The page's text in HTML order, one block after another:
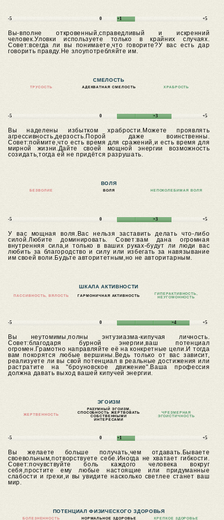
-5 0 +1 +5
Вы-вполне откровенный,справедливый и искренний
человек.Уловки используете только в крайних случаях.
Совет:всегда ли вы понимаете,что говорите?У вас есть дар
говорить правду.Не злоупотребляйте им.
СМЕЛОСТЬ
ТРУСОСТЬ АДЕКВАТНАЯ СМЕЛОСТЬ ХРАБРОСТЬ
-5 0 +3 +5
Вы наделены избытком храбрости.Можете проявлять
агрессивность,дерзость.Порой даже воинственны.
Совет:поймите,что есть время для сражений,и есть время для
мирной жизни.Дайте своей мощной энергии возможность
созидать,тогда ей не придётся разрушать.
ВОЛЯ
БЕЗВОЛИЕ ВОЛЯ НЕПОКОЛЕБИМАЯ ВОЛЯ
-5 0 +3 +5
У вас мощная воля.Вас нельзя заставить делать что-либо
силой.Любите доминировать.Совет:вам дана огромная
внутренняя сила,и только в ваших руках-будут ли люди вас
любить за благородство и силу или избегать за навязывание
им своей воли.Будьте авторитетным,но не авторитарным.
ШКАЛА АКТИВНОСТИ
ПАССИВНОСТЬ, ВЯЛОСТЬ ГАРМОНИЧНАЯ АКТИВНОСТЬ
ГИПЕРАКТИВНОСТЬ,
НЕУГОМОННОСТЬ
-5 0 +4 +5
Вы неутомимы,полны энтузиазма-кипучая личность.
Совет:благодаря бурной энергии,ваш потенциал
огромен.Грамотно направляйте её на конкретные цели.И тогда
вам покорятся любые вершины.Ведь только от вас зависит,
реализуете ли вы свой потенциал в реальные достижения или
растратите на "броуновское движение".Ваша профессия
должна давать выход вашей кипучей энергии.
ЭГОИЗМ
ЖЕРТВЕННОСТЬ
РАЗУМНЫЙ ЭГОИЗМ,
СПОСОБНОСТЬ ЖЕРТВОВАТЬ
СОБСТВЕННЫМИ
ИНТЕРЕСАМИ
ЧРЕЗМЕРНАЯ
ЭГОИСТИЧНОСТЬ
-5 0 +1 +5
Вы желаете больше получать,чем отдавать.Бываете
своевольным,потворствуете себе.Иногда не хватает гибкости.
Совет:почувствуйте боль каждого человека вокруг
себя,простите ему любые настоящие или придуманные
слабости и грехи,и вы увидите насколько светлее станет ваш
мир.
ПОТЕНЦИАЛ ФИЗИЧЕСКОГО ЗДОРОВЬЯ
БОЛЕЗНЕННОСТЬ НОРМАЛЬНОЕ ЗДОРОВЬЕ КРЕПКОЕ ЗДОРОВЬЕ